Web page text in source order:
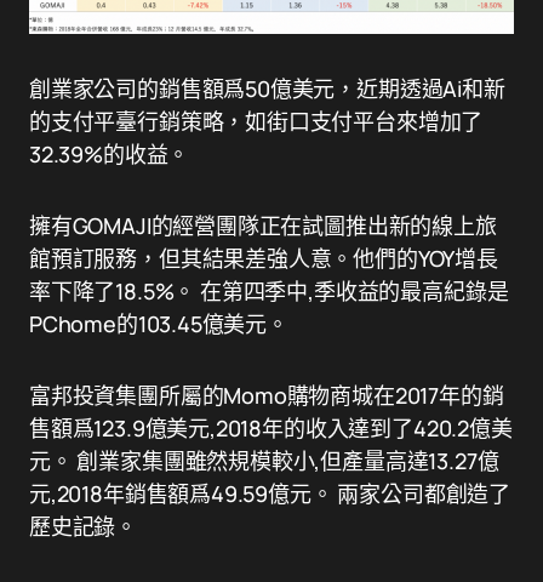
創業家公司的銷售額爲50億美元，近期透過Ai和新
的支付平臺行銷策略，如街口支付平台來增加了
32.39%的收益。
擁有GOMAJI的經營團隊正在試圖推出新的線上旅
館預訂服務，但其結果差強人意。他們的YOY增長
率下降了18.5%。 在第四季中,季收益的最高紀錄是
PChome的103.45億美元。
富邦投資集團所屬的Momo購物商城在2017年的銷
售額爲123.9億美元,2018年的收入達到了420.2億美
元。 創業家集團雖然規模較小,但產量高達13.27億
元,2018年銷售額爲49.59億元。 兩家公司都創造了
歷史記錄。